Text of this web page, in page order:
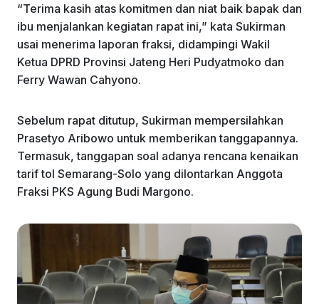
“Terima kasih atas komitmen dan niat baik bapak dan
ibu menjalankan kegiatan rapat ini,” kata Sukirman
usai menerima laporan fraksi, didampingi Wakil
Ketua DPRD Provinsi Jateng Heri Pudyatmoko dan
Ferry Wawan Cahyono.
Sebelum rapat ditutup, Sukirman mempersilahkan
Prasetyo Aribowo untuk memberikan tanggapannya.
Termasuk, tanggapan soal adanya rencana kenaikan
tarif tol Semarang-Solo yang dilontarkan Anggota
Fraksi PKS Agung Budi Margono.